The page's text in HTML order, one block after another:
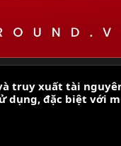
truy xuất tài
dụng, đặc biệt với